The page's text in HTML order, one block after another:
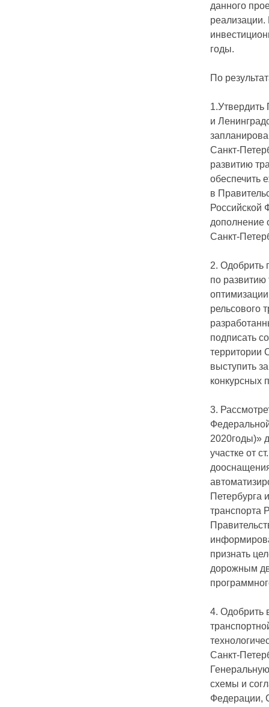
данного
годы.
По
1.Утвердить
и
Санкт-
развитию
обеспечить
в
Российской
дополнение
Санкт-
2. Одобрить
по
рельсового
подписать
территории
выступить
конкурсных
3.
2020годы)»
участке от
Петербурга
транспорта
признать
дорожным
4. Одобрить
Санкт-
схемы и
Федерации,